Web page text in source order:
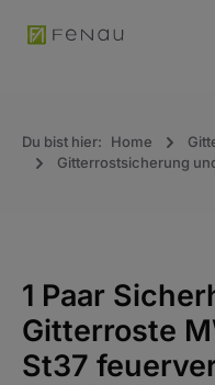
springen
Du bist hier: Home
Gitterrostsicherung
1 Paar
Gitterroste
St37